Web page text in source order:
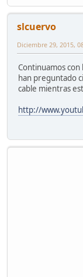
slcuervo
Diciembre 29, 2015,
Continuamos con
han preguntado
cable mientras
http://